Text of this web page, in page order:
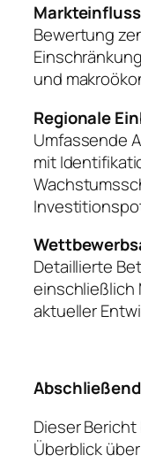
Bewertung
und
Regionale
Umfassende
mit
Detaillierte
einschließlich
aktueller
Dieser
Überblick